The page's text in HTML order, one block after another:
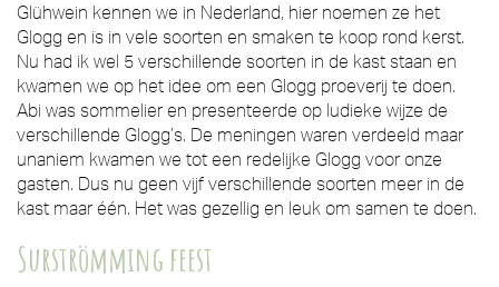
Glühwein kennen we in Nederland, hier noemen ze het
Glogg en is in vele soorten en smaken te koop rond kerst.
Nu had ik wel 5 verschillende soorten in de kast staan en
kwamen we op het idee om een Glogg proeverij te doen.
Abi was sommelier en presenteerde op ludieke wijze de
verschillende Glogg’s. De meningen waren verdeeld maar
unaniem kwamen we tot een redelijke Glogg voor onze
gasten. Dus nu geen vijf verschillende soorten meer in de
kast maar één. Het was gezellig en leuk om samen te doen.
Surströmming feest